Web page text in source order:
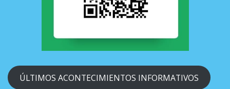
ÚLTIMOS ACONTECIMIENTOS INFORMATIVOS